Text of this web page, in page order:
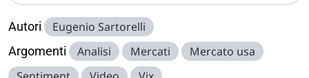
Autori Eugenio Sartorelli
Argomenti Analisi Mercati
Mercato usa